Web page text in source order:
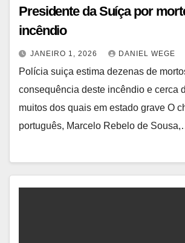
Presidente da Suíça por
incêndio
JANEIRO 1, 2026 DANIEL WEGE
Polícia suiça estima dezenas de
consequência deste incêndio e cerca
muitos dos quais em estado grave O
português, Marcelo Rebelo de